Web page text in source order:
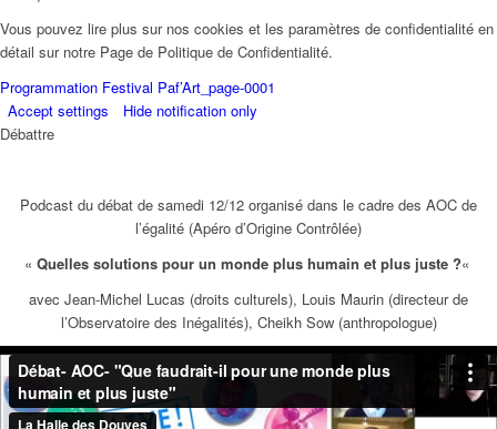
Vous pouvez lire plus sur nos cookies et les paramètres de confidentialité en
détail sur notre Page de Politique de Confidentialité.
Programmation Festival Paf’Art_page-0001
Accept settings
Hide notification only
Débattre
Podcast du débat de samedi 12/12 organisé dans le cadre des AOC de
l’égalité (Apéro d’Origine Contrôlée)
« Quelles solutions pour un monde plus humain et plus juste ?«
avec Jean-Michel Lucas (droits culturels), Louis Maurin (directeur de
l’Observatoire des Inégalités), Cheikh Sow (anthropologue)